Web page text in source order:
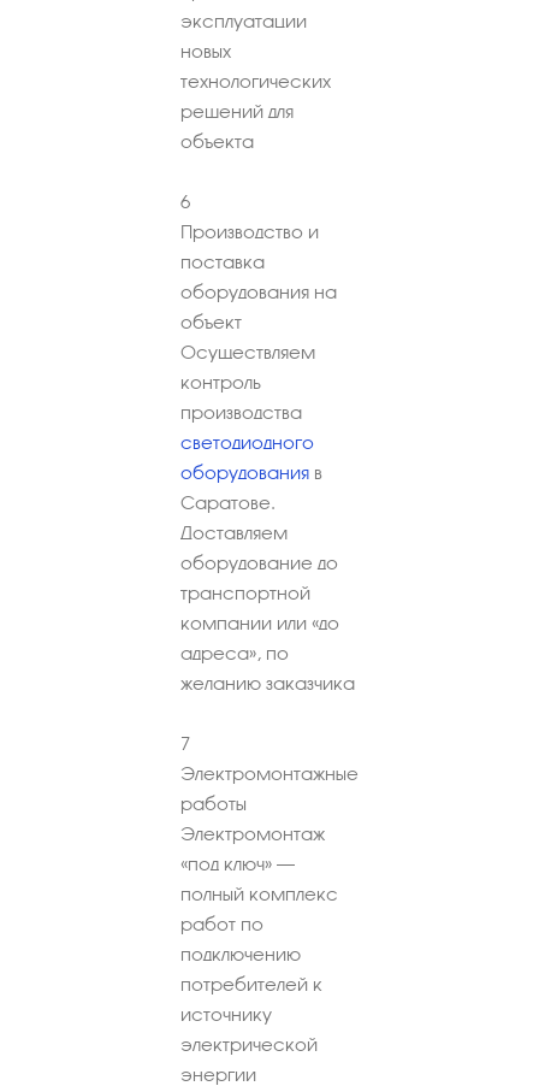
эксплуатации
новых
технологических
решений для
объекта
6
Производство и
поставка
оборудования на
объект
Осуществляем
контроль
производства
светодиодного
оборудования в
Саратове.
Доставляем
оборудование до
транспортной
компании или «до
адреса», по
желанию заказчика
7
Электромонтажные
работы
Электромонтаж
«под ключ» –
полный комплекс
работ по
подключению
потребителей к
источнику
электрической
энергии